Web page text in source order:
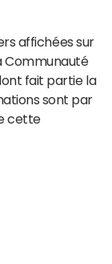
affichées sur
Communauté
fait partie la
sont par
cette